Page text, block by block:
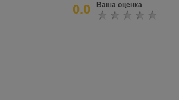
0.0 Ваша оценка